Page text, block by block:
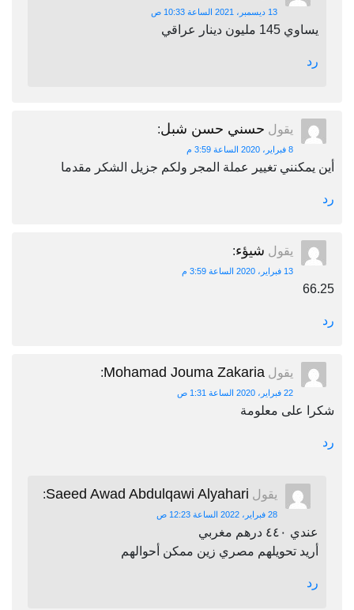
13 ديسمبر، 2021 الساعة 10:33 ص
يساوي 145 مليون دينار عراقي
رد
يقول حسني حسن شبل:
8 فبراير، 2020 الساعة 3:59 م
أين يمكنني تغيير عملة المجر ولكم جزيل الشكر مقدما
رد
يقول شيؤء:
13 فبراير، 2020 الساعة 3:59 م
66.25
رد
يقول Mohamad Jouma Zakaria
:
22 فبراير، 2020 الساعة 1:31 ص
شكرا على معلومة
رد
يقول Saeed Awad Abdulqawi Alyahari
:
28 فبراير، 2022 الساعة 12:23 ص
عندي ٤٤٠ درهم مغربي
أريد تحويلهم مصري زين ممكن أحوالهم
رد